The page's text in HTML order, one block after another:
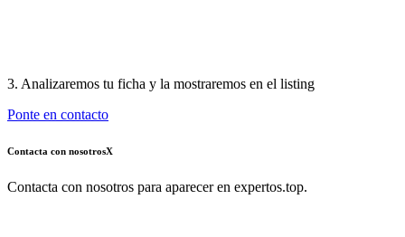
3. Analizaremos tu ficha y la mostraremos en el listing
Ponte en contacto
Contacta con nosotrosX
Contacta con nosotros para aparecer en expertos.top.